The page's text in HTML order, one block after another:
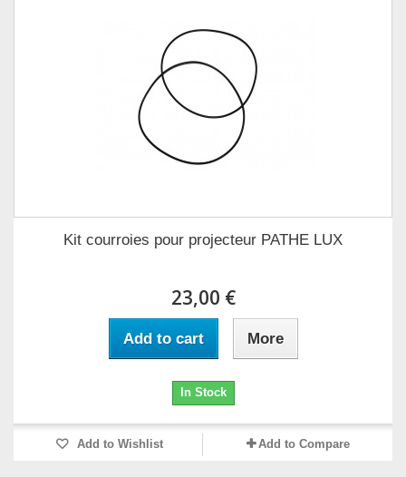
Kit courroies pour projecteur PATHE LUX
23,00 €
Add to cart More
In Stock
Add to Wishlist Add to Compare